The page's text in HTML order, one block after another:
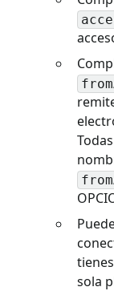
sola